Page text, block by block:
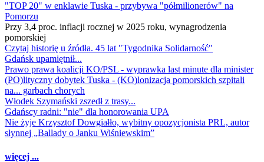
"TOP 20" w enklawie Tuska - przybywa "półmilionerów" na
Pomorzu
Przy 3,4 proc. inflacji rocznej w 2025 roku, wynagrodzenia
pomorskiej
Czytaj historię u źródła. 45 lat "Tygodnika Solidarność"
Gdańsk upamiętnił...
Prawo prawa koalicji KO/PSL - wyprawka last minute dla minister
(PO)lityczny dobytek Tuska - (KO)lonizacja pomorskich szpitali
na... garbach chorych
Włodek Szymański zszedł z trasy...
Gdańscy radni: "nie" dla honorowania UPA
Nie żyje Krzysztof Dowgiałło, wybitny opozycjonista PRL, autor
słynnej „Ballady o Janku Wiśniewskim”
więcej ...